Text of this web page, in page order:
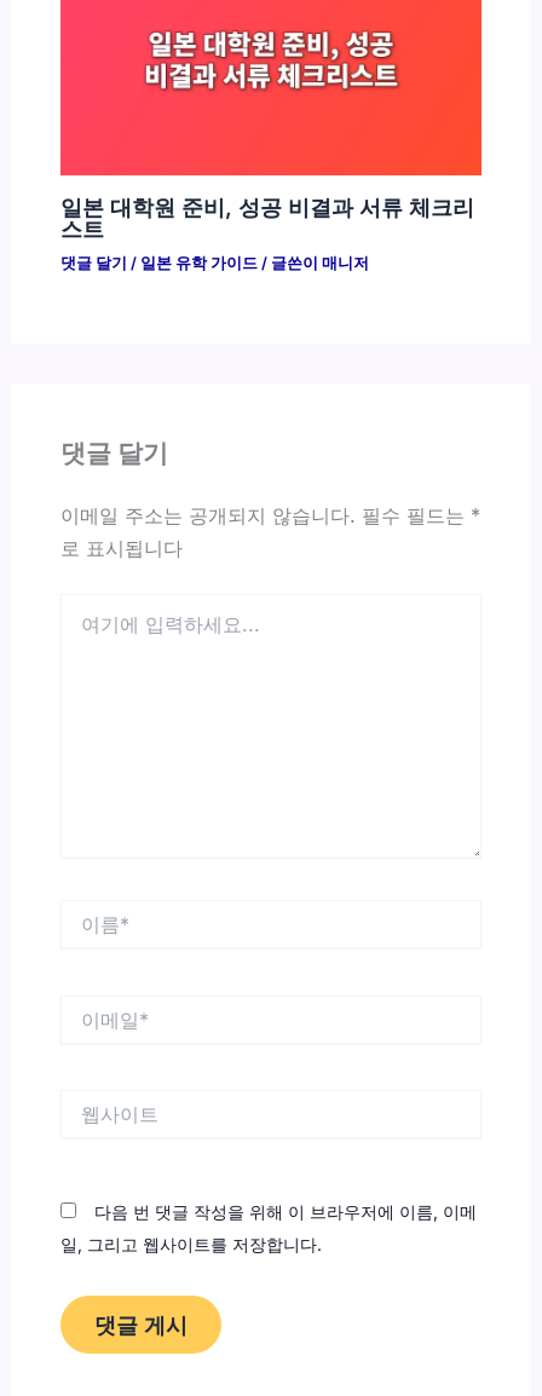
일본 대학원 준비, 성공 비결과 서류 체크리
스트
댓글 달기 / 일본 유학 가이드/ 글쓴이 매니저
댓글 달기
이메일 주소는 공개되지 않습니다. 필수 필드는 *
로 표시됩니다
다음 번 댓글 작성을 위해 이 브라우저에 이름, 이메
일, 그리고 웹사이트를 저장합니다.